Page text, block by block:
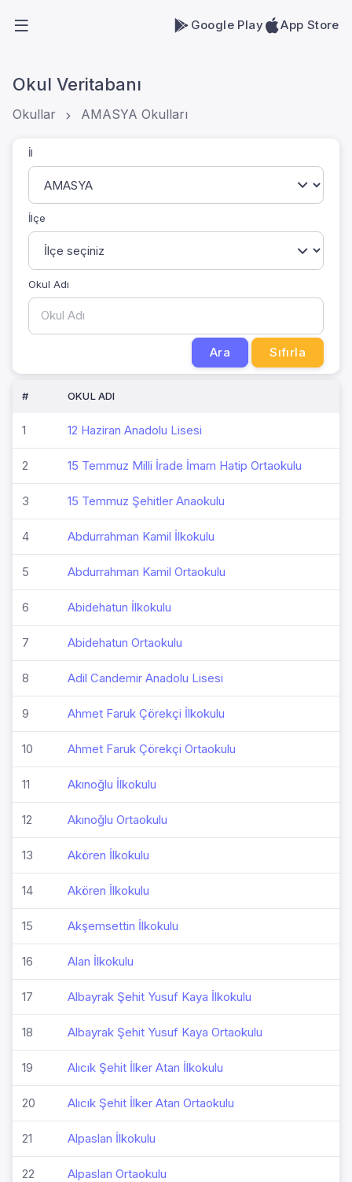
Google Play App Store
Okul Veritabanı
Okullar AMASYA Okulları
İl
İlçe
Okul Adı
Ara Sıfırla
# OKUL ADI
1 12 Haziran Anadolu Lisesi
2 15 Temmuz Milli İrade İmam Hatip Ortaokulu
3 15 Temmuz Şehitler Anaokulu
4 Abdurrahman Kamil İlkokulu
5 Abdurrahman Kamil Ortaokulu
6 Abidehatun İlkokulu
7 Abidehatun Ortaokulu
8 Adil Candemir Anadolu Lisesi
9 Ahmet Faruk Çörekçi İlkokulu
10 Ahmet Faruk Çörekçi Ortaokulu
11 Akınoğlu İlkokulu
12 Akınoğlu Ortaokulu
13 Akören İlkokulu
14 Akören İlkokulu
15 Akşemsettin İlkokulu
16 Alan İlkokulu
17 Albayrak Şehit Yusuf Kaya İlkokulu
18 Albayrak Şehit Yusuf Kaya Ortaokulu
19 Alıcık Şehit İlker Atan İlkokulu
20 Alıcık Şehit İlker Atan Ortaokulu
21 Alpaslan İlkokulu
22 Alpaslan Ortaokulu